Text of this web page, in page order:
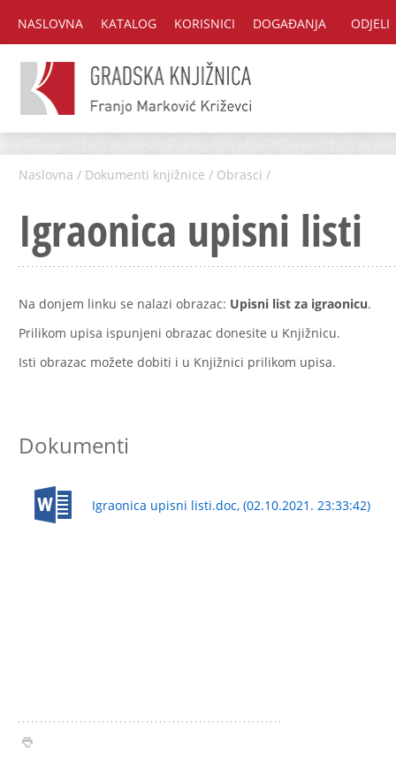
NASLOVNA KATALOG KORISNICI DOGAĐANJA ODJELI
Naslovna / Dokumenti knjižnice / Obrasci /
Igraonica upisni listi
Na donjem linku se nalazi obrazac: Upisni list za igraonicu.
Prilikom upisa ispunjeni obrazac donesite u Knjižnicu.
Isti obrazac možete dobiti i u Knjižnici prilikom upisa.
Dokumenti
Igraonica upisni listi.doc, (02.10.2021. 23:33:42)